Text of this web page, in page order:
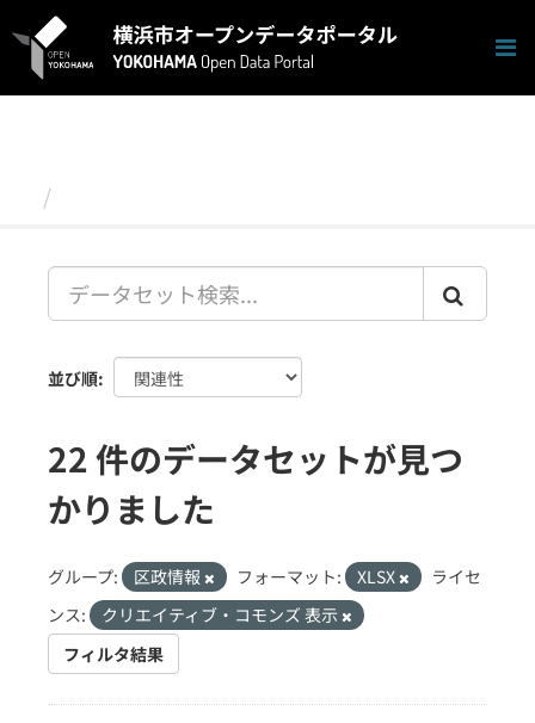
キ
並び順
22 件のデータセットが見つ
かりました
グループ: 区政情報 フォーマット: XLSX
ライセ
ンス:
クリエイティブ・コモンズ 表示
フィルタ結果